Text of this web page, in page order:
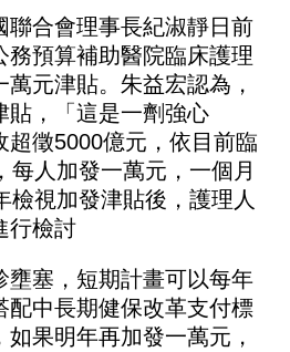
聯合會理事長紀淑靜日前
務預算補助醫院臨床護理
元津貼。朱益宏認為，
貼，「這是一劑強心
超徵5000億元，依目前臨
每人加發一萬元，一個月
檢視加發津貼後，護理人
行檢討
壅塞，短期計畫可以每年
配中長期健保改革支付標
果明年再加發一萬元，